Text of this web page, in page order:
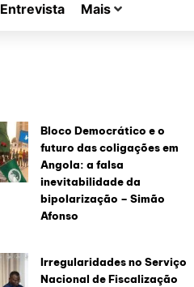
Entrevista Mais
Bloco Democrático e o
futuro das coligações em
Angola: a falsa
inevitabilidade da
bipolarização – Simão
Afonso
Irregularidades no Serviço
Nacional de Fiscalização